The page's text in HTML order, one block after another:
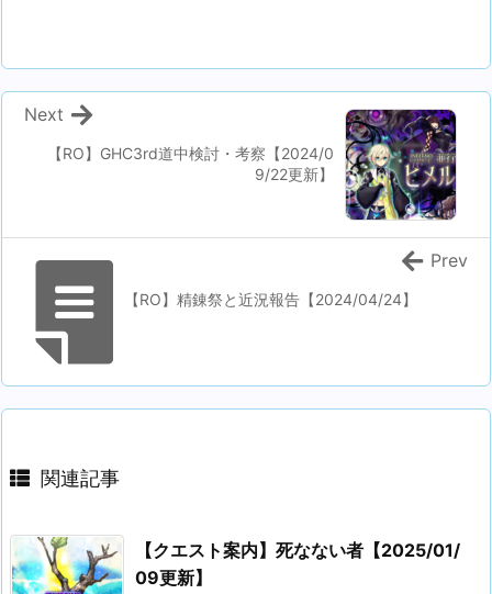
【RO】GHC3rd道中検討・考察【2024/0
9/22更新】
Next
【RO】精錬祭と近況報告【2024/04/24】
Prev
関連記事
【クエスト案内】死なない者【2025/01/
09更新】